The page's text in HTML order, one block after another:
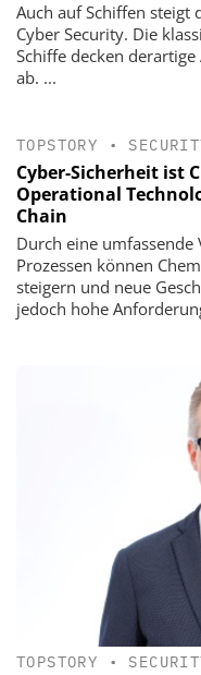
Auch auf Schiffen steigt
Cyber Security. Die
Schiffe decken
ab. ...
TOPSTORY •
Cyber-Sicherheit ist
Operational
Chain
Durch eine umfassende
Prozessen können
steigern und neue
jedoch hohe
TOPSTORY •